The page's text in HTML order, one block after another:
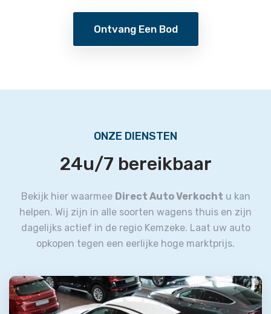
Ontvang Een Bod
ONZE DIENSTEN
24u/7 bereikbaar
Bekijk hier waarmee Direct Auto Verkocht u kan
helpen. Wij zijn in alle soorten wagens thuis en zijn
dagelijks actief in de regio Kemzeke. Laat uw auto
opkopen tegen een eerlijke hoge marktprijs.